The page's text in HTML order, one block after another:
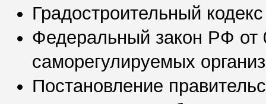
Градостроительный
Федеральный закон РФ
саморегулируемых
Постановление